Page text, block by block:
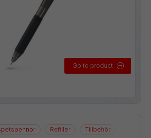
Go to product
Refiller Tillbehör